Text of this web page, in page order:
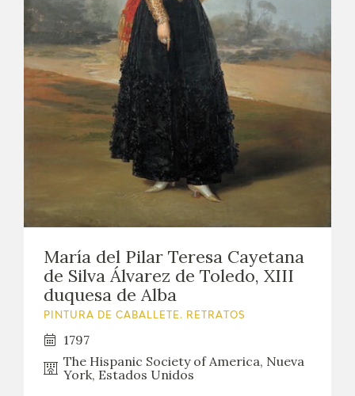
María del Pilar Teresa Cayetana
de Silva Álvarez de Toledo, XIII
duquesa de Alba
PINTURA DE CABALLETE. RETRATOS
1797
The Hispanic Society of America, Nueva
York, Estados Unidos